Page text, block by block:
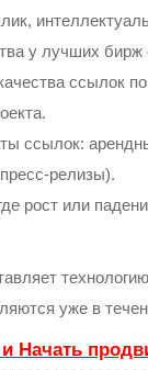
у лучших бирж
ссылок
ссылок:
релизы).
рост или
уже в
Начать